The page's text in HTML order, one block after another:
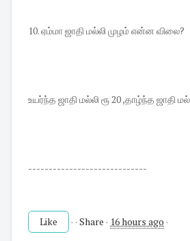
10. ஏம்மா ஜாதி மல்லி முழம் என்ன விலை?
உயர்ந்த ஜாதி மல்லி ரூ 20 ,தாழ்ந்த ஜாதி
-----------------------------
Like · · Share · 16 hours ago ·